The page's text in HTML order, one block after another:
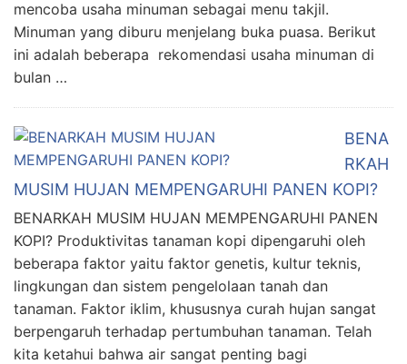
mencoba usaha minuman sebagai menu takjil.
Minuman yang diburu menjelang buka puasa. Berikut
ini adalah beberapa rekomendasi usaha minuman di
bulan …
BENA
RKAH
MUSIM HUJAN MEMPENGARUHI PANEN KOPI?
BENARKAH MUSIM HUJAN MEMPENGARUHI PANEN
KOPI? Produktivitas tanaman kopi dipengaruhi oleh
beberapa faktor yaitu faktor genetis, kultur teknis,
lingkungan dan sistem pengelolaan tanah dan
tanaman. Faktor iklim, khususnya curah hujan sangat
berpengaruh terhadap pertumbuhan tanaman. Telah
kita ketahui bahwa air sangat penting bagi